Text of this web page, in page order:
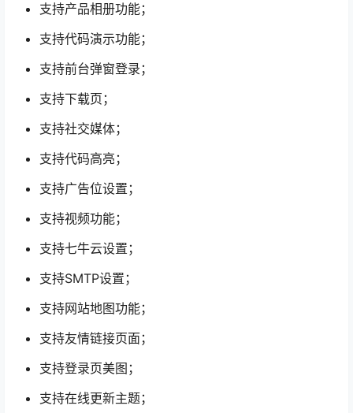
支持产品相册功能；
支持代码演示功能；
支持前台弹窗登录；
支持下载页；
支持社交媒体；
支持代码高亮；
支持广告位设置；
支持视频功能；
支持七牛云设置；
支持SMTP设置；
支持网站地图功能；
支持友情链接页面；
支持登录页美图；
支持在线更新主题；